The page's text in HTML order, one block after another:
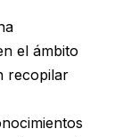
el ámbito
recopilar